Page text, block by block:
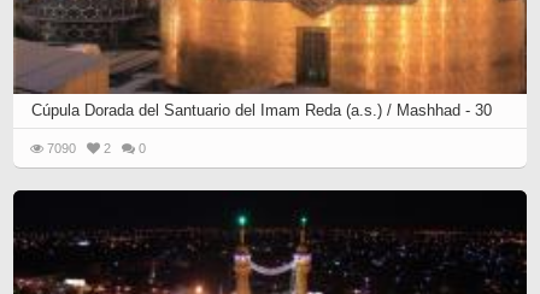
Cúpula Dorada del Santuario del Imam Reda (a.s.) / Mashhad - 30
7090 2 0